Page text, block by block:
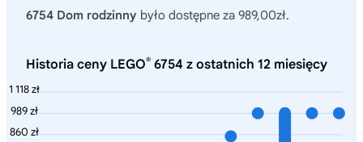
6754 Dom rodzinny było dostępne za 989,00zł.
Historia ceny LEGO® 6754 z ostatnich 12 miesięcy
1 118 zł
989 zł
860 zł